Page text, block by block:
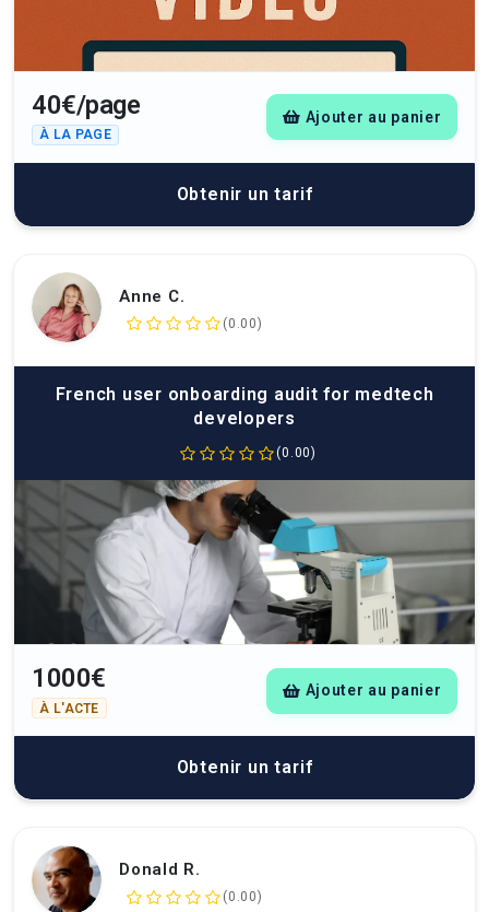
40€/page
À LA PAGE
Ajouter au panier
Obtenir un tarif
Anne C.
(0.00)
French user onboarding audit for medtech
developers
(0.00)
1000€
À L'ACTE
Ajouter au panier
Obtenir un tarif
Donald R.
(0.00)